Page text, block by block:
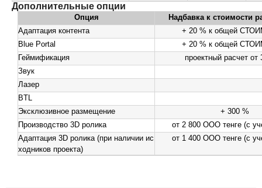
Дополнительные опции
Опция
Надбавка к стоимости
Адаптация контента
+ 20 % к общей
Blue Portal
+ 20 % к общей
Геймификация
проектный расчет от
Звук
Лазер
BTL
Эксклюзивное размещение
+ 300 %
Производство 3D ролика
от 2 800 ООО тенге (с
Адаптация 3D ролика (при наличии ис
ходников проекта)
от 1 400 ООО тенге (с